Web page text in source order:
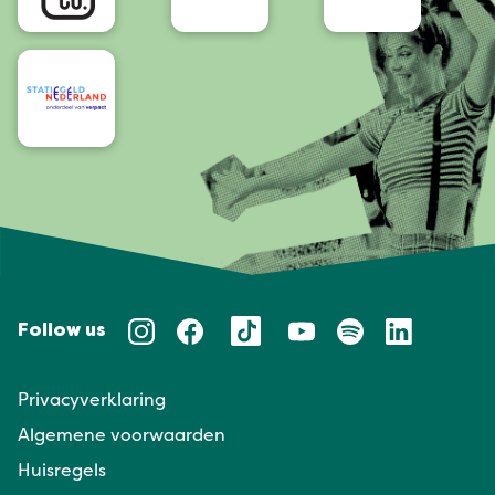
Follow us
Privacyverklaring
Algemene voorwaarden
Huisregels